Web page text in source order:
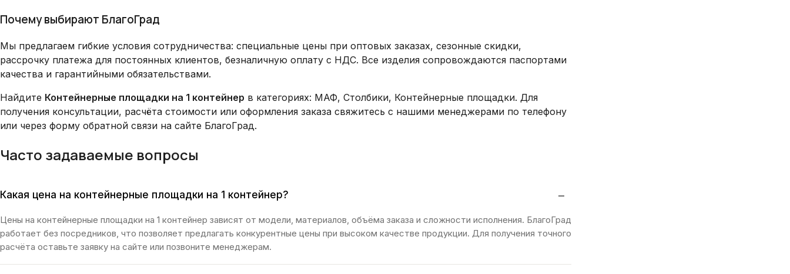
Почему выбирают БлагоГрад
Мы предлагаем гибкие условия сотрудничества: специальные цены при оптовых заказах, сезонные скидки,
рассрочку платежа для постоянных клиентов, безналичную оплату с НДС. Все изделия сопровождаются паспортами
качества и гарантийными обязательствами.
Найдите Контейнерные площадки на 1 контейнер в категориях: МАФ, Столбики, Контейнерные площадки. Для
получения консультации, расчёта стоимости или оформления заказа свяжитесь с нашими менеджерами по телефону
или через форму обратной связи на сайте БлагоГрад.
Часто задаваемые вопросы
Какая цена на контейнерные площадки на 1 контейнер? −
Цены на контейнерные площадки на 1 контейнер зависят от модели, материалов, объёма заказа и сложности исполнения. БлагоГрад
работает без посредников, что позволяет предлагать конкурентные цены при высоком качестве продукции. Для получения точного
расчёта оставьте заявку на сайте или позвоните менеджерам.